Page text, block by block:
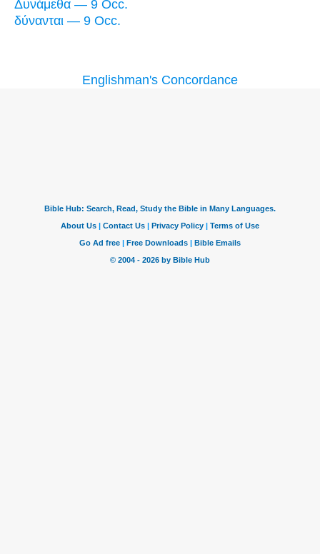
Δυνάμεθα — 9 Occ.
δύνανται — 9 Occ.
Englishman's Concordance